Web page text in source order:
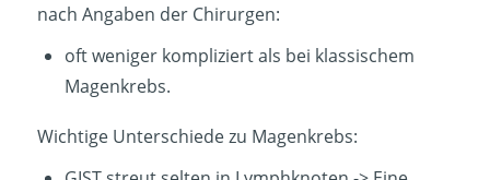
nach Angaben der Chirurgen:
oft weniger kompliziert als bei klassischem
Magenkrebs.
Wichtige Unterschiede zu Magenkrebs: